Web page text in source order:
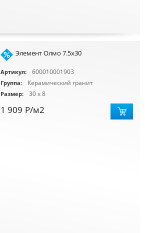
Элемент Олмо 7.5x30
Артикул: 600010001903
Группа: Керамический гранит
Размер: 30 x 8
1 909 Р/м2